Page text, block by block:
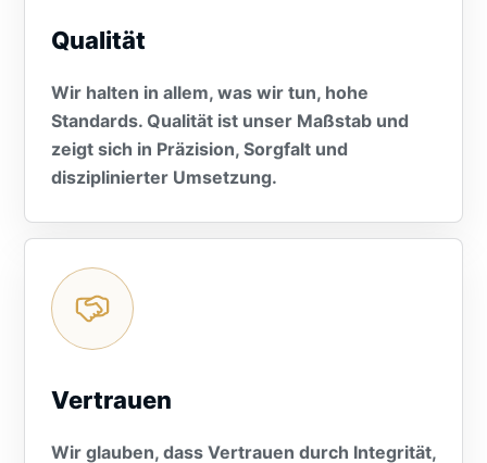
Qualität
Wir halten in allem, was wir tun, hohe
Standards. Qualität ist unser Maßstab und
zeigt sich in Präzision, Sorgfalt und
disziplinierter Umsetzung.
Vertrauen
Wir glauben, dass Vertrauen durch Integrität,